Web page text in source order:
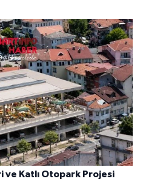
ve Katlı Otopark Projesi